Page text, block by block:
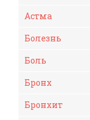
Астма
Болезнь
Боль
Бронх
Бронхит